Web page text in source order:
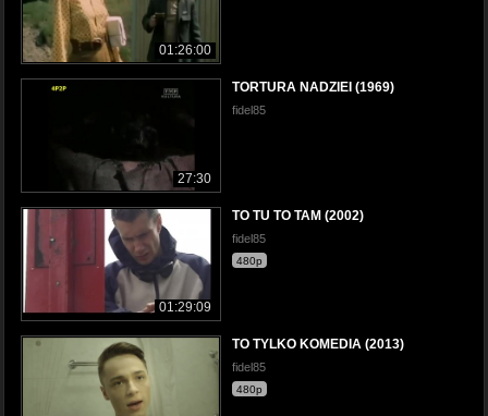
01:26:00
27:30
TORTURA NADZIEI (1969)
fidel85
01:29:09
TO TU TO TAM (2002)
fidel85
480p
TO TYLKO KOMEDIA (2013)
fidel85
480p